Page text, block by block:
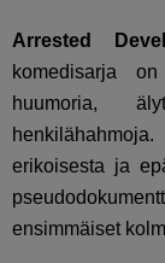
Arrested
komedisarja
huumoria,
erikoisesta ja
ensimmäiset